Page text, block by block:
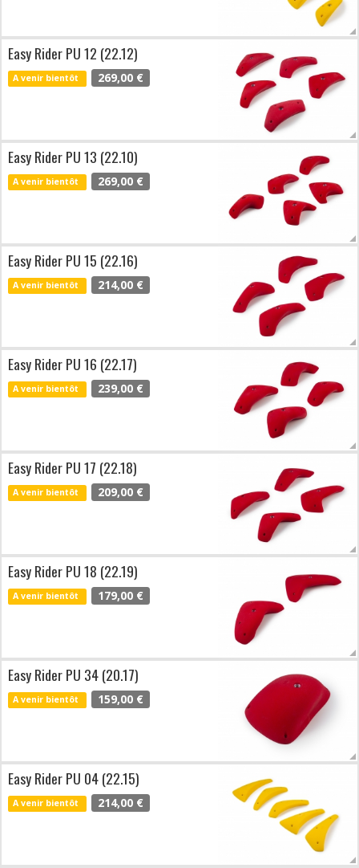
Easy Rider PU 12 (22.12)
A venir bientôt 269,00 €
Easy Rider PU 13 (22.10)
A venir bientôt 269,00 €
Easy Rider PU 15 (22.16)
A venir bientôt 214,00 €
Easy Rider PU 16 (22.17)
A venir bientôt 239,00 €
Easy Rider PU 17 (22.18)
A venir bientôt 209,00 €
Easy Rider PU 18 (22.19)
A venir bientôt 179,00 €
Easy Rider PU 34 (20.17)
A venir bientôt 159,00 €
Easy Rider PU 04 (22.15)
A venir bientôt 214,00 €